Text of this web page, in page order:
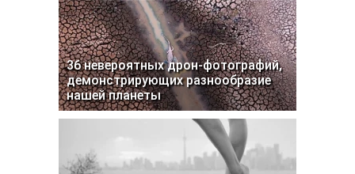
36 невероятных дрон-фотографий,
демонстрирующих разнообразие
нашей планеты